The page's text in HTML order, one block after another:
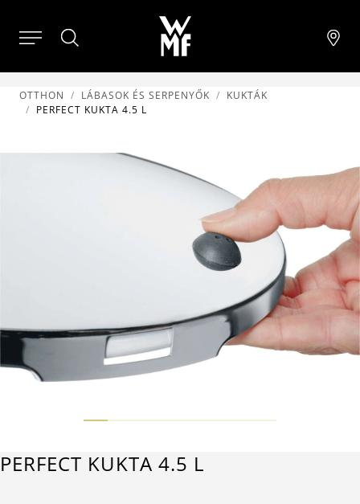
OTTHON LÁBASOK ÉS SERPENYŐK
KUKTÁK
PERFECT KUKTA 4.5 L
PERFECT KUKTA 4.5 L